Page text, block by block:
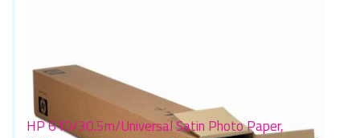
HP 610/30.5m/Universal Satin Photo Paper,